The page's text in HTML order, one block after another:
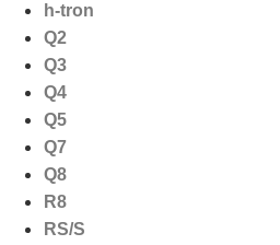
h-tron
Q2
Q3
Q4
Q5
Q7
Q8
R8
RS/S